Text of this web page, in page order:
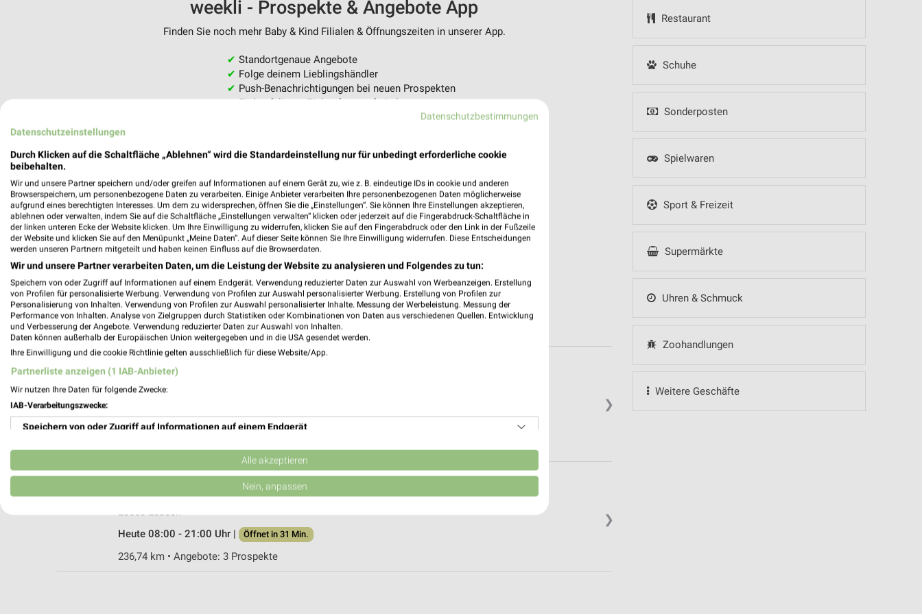
Restaurant
Schuhe
Sonderposten
Spielwaren
Sport & Freizeit
Supermärkte
Uhren & Schmuck
Zoohandlungen
Weitere Geschäfte
weekli - Prospekte & Angebote App
Finden Sie noch mehr Baby & Kind Filialen & Öffnungszeiten in unserer App.
✔ Standortgenaue Angebote
✔ Folge deinem Lieblingshändler
✔ Push-Benachrichtigungen bei neuen Prospekten
✔Einkaufsliste - Einkauf stressfrei planen
❯
Ernsting's family Lübeck
23556 Lübeck
Heute 09:00 - 20:00 Uhr | Geschlossen
❯
Ziegelstr. 232
23556 Lübeck
Heute 08:00 - 21:00 Uhr |
Öffnet in 31 Min.
236,74 km • Angebote: 3 Prospekte
Datenschutzbestimmungen
Datenschutzeinstellungen
Durch Klicken auf die Schaltfläche „Ablehnen“ wird die Standardeinstellung nur für unbedingt erforderliche cookie
beibehalten.
Wir und unsere Partner speichern und/oder greifen auf Informationen auf einem Gerät zu, wie z. B. eindeutige IDs in cookie und anderen
Browserspeichern, um personenbezogene Daten zu verarbeiten. Einige Anbieter verarbeiten Ihre personenbezogenen Daten möglicherweise
aufgrund eines berechtigten Interesses. Um dem zu widersprechen, öffnen Sie die „Einstellungen“. Sie können Ihre Einstellungen akzeptieren,
ablehnen oder verwalten, indem Sie auf die Schaltfläche „Einstellungen verwalten“ klicken oder jederzeit auf die Fingerabdruck-Schaltfläche in
der linken unteren Ecke der Website klicken. Um Ihre Einwilligung zu widerrufen, klicken Sie auf den Fingerabdruck oder den Link in der Fußzeile
der Website und klicken Sie auf den Menüpunkt „Meine Daten“. Auf dieser Seite können Sie Ihre Einwilligung widerrufen. Diese Entscheidungen
werden unseren Partnern mitgeteilt und haben keinen Einfluss auf die Browserdaten.
Wir und unsere Partner verarbeiten Daten, um die Leistung der Website zu analysieren und Folgendes zu tun:
Speichern von oder Zugriff auf Informationen auf einem Endgerät. Verwendung reduzierter Daten zur Auswahl von Werbeanzeigen. Erstellung
von Profilen für personalisierte Werbung. Verwendung von Profilen zur Auswahl personalisierter Werbung. Erstellung von Profilen zur
Personalisierung von Inhalten. Verwendung von Profilen zur Auswahl personalisierter Inhalte. Messung der Werbeleistung. Messung der
Performance von Inhalten. Analyse von Zielgruppen durch Statistiken oder Kombinationen von Daten aus verschiedenen Quellen. Entwicklung
und Verbesserung der Angebote. Verwendung reduzierter Daten zur Auswahl von Inhalten.
Daten können außerhalb der Europäischen Union weitergegeben und in die USA gesendet werden.
Ihre Einwilligung und die cookie Richtlinie gelten ausschließlich für diese Website/App.
Partnerliste anzeigen (1 IAB-Anbieter)
Wir nutzen Ihre Daten für folgende Zwecke:
IAB-Verarbeitungszwecke:
Speichern von oder Zugriff auf Informationen auf einem Endgerät
Verwendung reduzierter Daten zur Auswahl von Werbeanzeigen
Erstellung von Profilen für personalisierte Werbung
Erstellung von Profilen zur Personalisierung von Inhalten
Alle akzeptieren
Nein, anpassen